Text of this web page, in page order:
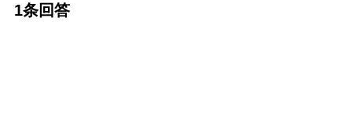
1条回答